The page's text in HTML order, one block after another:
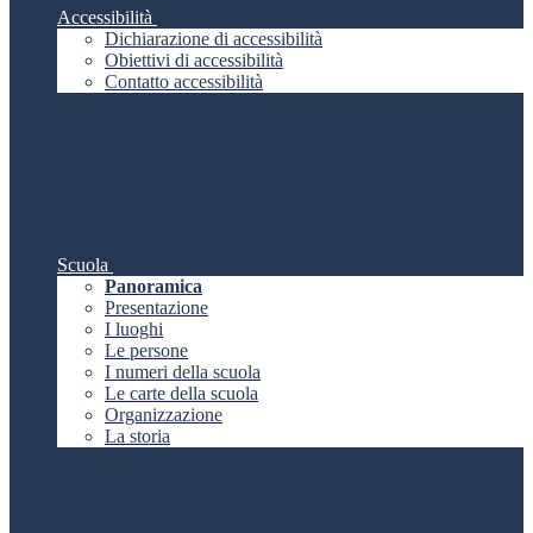
Accessibilità
Dichiarazione di accessibilità
Obiettivi di accessibilità
Contatto accessibilità
Scuola
Panoramica
Presentazione
I luoghi
Le persone
I numeri della scuola
Le carte della scuola
Organizzazione
La storia